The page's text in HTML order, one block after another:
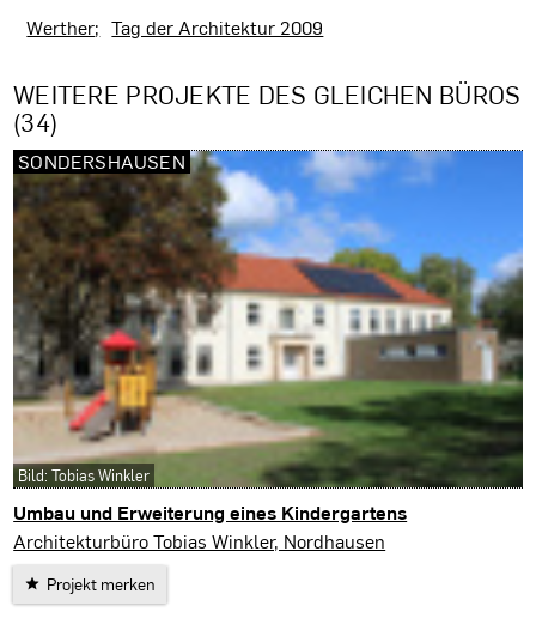
Werther Tag der Architektur 2009
WEITERE PROJEKTE DES GLEICHEN BÜROS
(34)
Umbau und Erweiterung eines Kindergartens
Sondershausen
Architekturbüro Tobias Winkler, Nordhausen
Projekt merken
SONDERSHAUSEN
Bild: Tobias Winkler